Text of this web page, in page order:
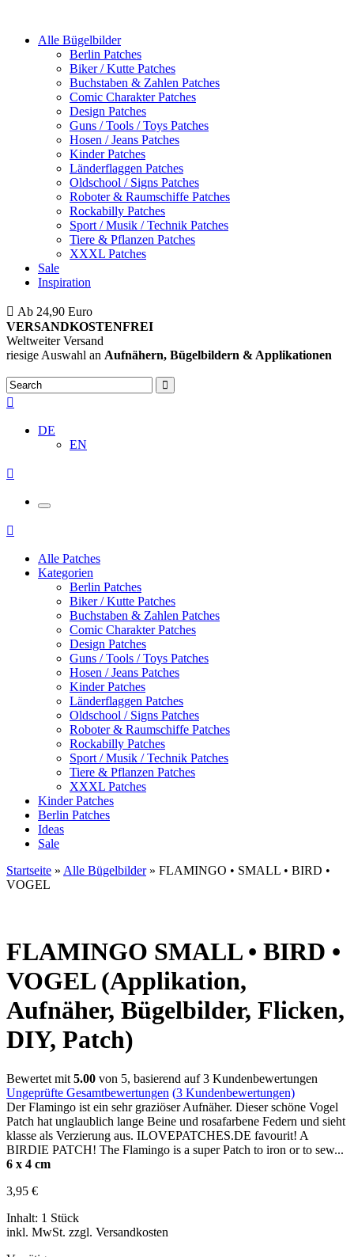
Alle Bügelbilder
Berlin Patches
Biker / Kutte Patches
Buchstaben & Zahlen Patches
Comic Charakter Patches
Design Patches
Guns / Tools / Toys Patches
Hosen / Jeans Patches
Kinder Patches
Länderflaggen Patches
Oldschool / Signs Patches
Roboter & Raumschiffe Patches
Rockabilly Patches
Sport / Musik / Technik Patches
Tiere & Pflanzen Patches
XXXL Patches
Sale
Inspiration
Ab 24,90 Euro
VERSANDKOSTENFREI
Weltweiter Versand
riesige Auswahl an Aufnähern, Bügelbildern & Applikationen
DE
EN
Alle Patches
Kategorien
Berlin Patches
Biker / Kutte Patches
Buchstaben & Zahlen Patches
Comic Charakter Patches
Design Patches
Guns / Tools / Toys Patches
Hosen / Jeans Patches
Kinder Patches
Länderflaggen Patches
Oldschool / Signs Patches
Roboter & Raumschiffe Patches
Rockabilly Patches
Sport / Musik / Technik Patches
Tiere & Pflanzen Patches
XXXL Patches
Kinder Patches
Berlin Patches
Ideas
Sale
Startseite » Alle Bügelbilder» FLAMINGO • SMALL • BIRD •
VOGEL
FLAMINGO SMALL • BIRD •
VOGEL (Applikation,
Aufnäher, Bügelbilder, Flicken,
DIY, Patch)
Bewertet mit 5.00 von 5, basierend auf3 Kundenbewertungen
Ungeprüfte Gesamtbewertungen (3 Kundenbewertungen)
Der Flamingo ist ein sehr graziöser Aufnäher. Dieser schöne Vogel
Patch hat unglaublich lange Beine und rosafarbene Federn und sieht
klasse als Verzierung aus. ILOVEPATCHES.DE favourit! A
BIRDIE PATCH! The Flamingo is a super Patch to iron or to sew...
6 x 4 cm
3,95 €
Inhalt: 1 Stück
inkl. MwSt. zzgl. Versandkosten